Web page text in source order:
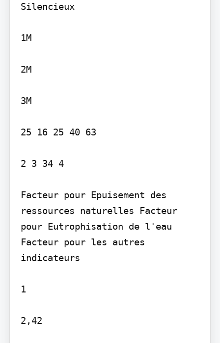
Silencieux
1M
2M
3M
25 16 25 40 63
2 3 34 4
Facteur pour Epuisement des
ressources naturelles Facteur
pour Eutrophisation de l'eau
Facteur pour les autres
indicateurs
1
2,42